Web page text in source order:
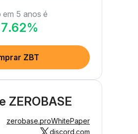
em 5 anos é
%
ZBT
ZEROBASE
zerobase.proWhitePaper
discord.com